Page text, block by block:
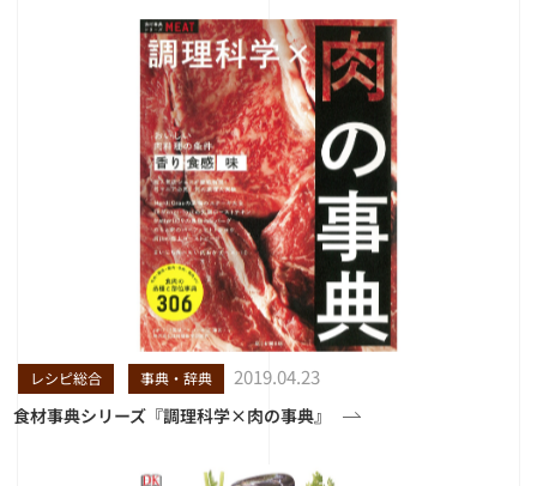
レシピ総合 事典・辞典 2019.04.23
食材事典シリーズ『調理科学×肉の事典』